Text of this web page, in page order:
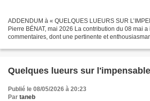
ADDENDUM à « QUELQUES LUEURS SUR
Pierre BÉNAT, mai 2026 La contribution du 08 mai
commentaires, dont une pertinente et
Quelques lueurs sur
Publié le 08/05/2026 à 20:23
Par taneb